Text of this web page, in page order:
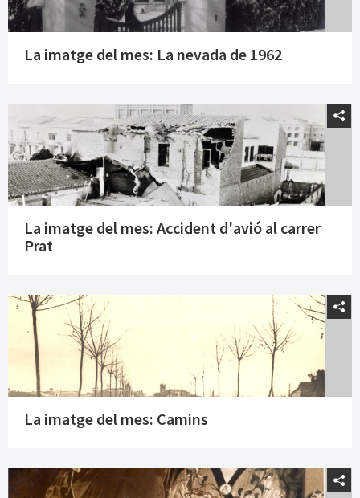
La imatge del mes: La nevada de 1962
La imatge del mes: Accident d'avió al carrer
Prat
La imatge del mes: Camins